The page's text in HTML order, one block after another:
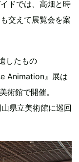
ドでは、高畑と時
交えて展覧会を案
したもの
Animation』展は
術館で開催。
県立美術館に巡回